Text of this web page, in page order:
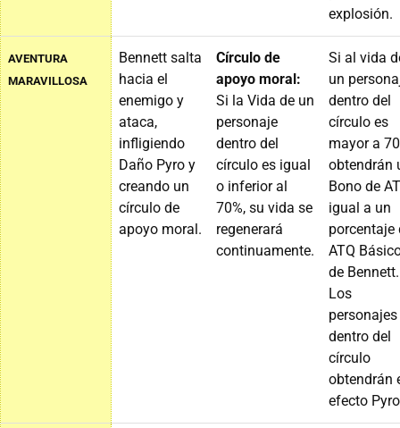
explosión.
AVENTURA
MARAVILLOSA
Bennett salta
hacia el
enemigo y
ataca,
infligiendo
Daño Pyro y
creando un
círculo de
apoyo moral.
Círculo de
apoyo moral:
Si la Vida de un
personaje
dentro del
círculo es igual
o inferior al
70%, su vida se
regenerará
continuamente.
Si al vida
un
dentro del
círculo es
mayor a
obtendrán
Bono de
igual a un
porcentaje
ATQ
de Bennett.
Los
personajes
dentro del
círculo
obtendrán
efecto